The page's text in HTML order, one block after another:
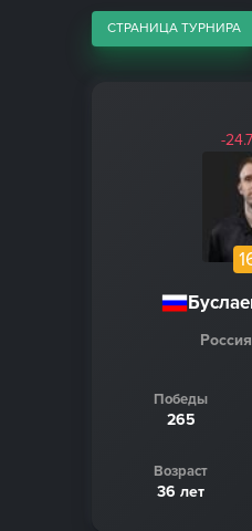
СТРАНИЦА ТУРНИРА
-
Победы
265
Возраст
36 лет